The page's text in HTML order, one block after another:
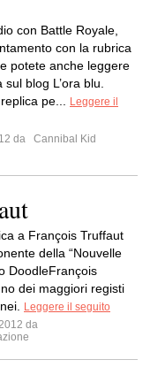
con Battle Royale,
con la rubrica
potete anche leggere
blog L’ora blu.
pe...
Leggere il
da
Cannibal Kid
a François Truffaut
della “Nouvelle
DoodleFrançois
dei maggiori registi
Leggere il seguito
da